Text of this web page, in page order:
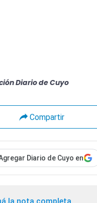
Diario de Cuyo
Compartir
Diario de Cuyo en